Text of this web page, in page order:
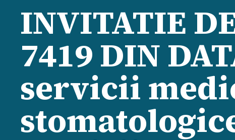
INVITATIE
7419 DIN
servicii